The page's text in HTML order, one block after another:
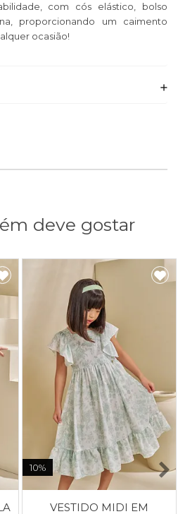
com cós elástico, bolso
proporcionando um caimento
ocasião!
deve gostar
10%
VESTIDO MIDI EM